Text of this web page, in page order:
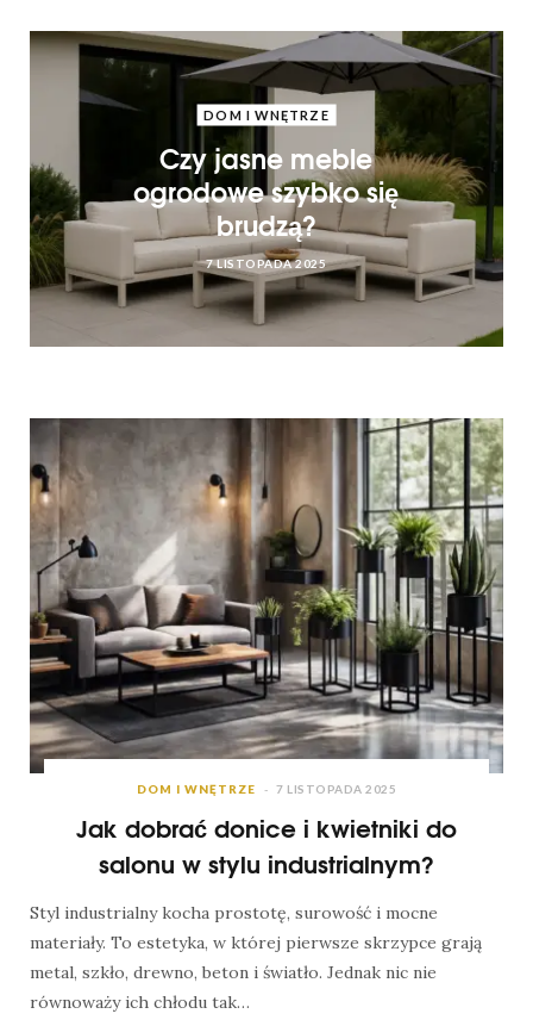
DOM I WNĘTRZE
Czy jasne meble
ogrodowe szybko się
brudzą?
7 LISTOPADA 2025
DOM I WNĘTRZE 7 LISTOPADA 2025
Jak dobrać donice i kwietniki do
salonu w stylu industrialnym?
Styl industrialny kocha prostotę, surowość i mocne
materiały. To estetyka, w której pierwsze skrzypce grają
metal, szkło, drewno, beton i światło. Jednak nic nie
równoważy ich chłodu tak…